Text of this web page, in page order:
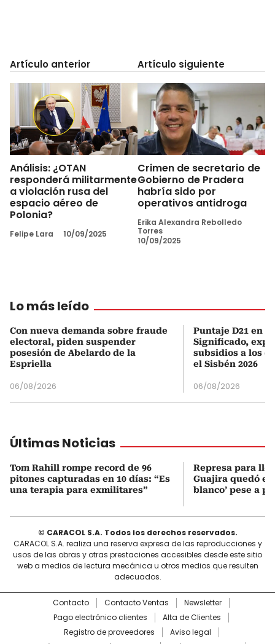
Artículo anterior
Análisis: ¿OTAN
responderá militarmente
a violación rusa del
espacio aéreo de
Polonia?
Felipe Lara 10/09/2025
Artículo siguiente
Crimen de secretario de
Gobierno de Pradera
habría sido por
operativos antidroga
Erika Alexandra Rebolledo
Torres
10/09/2025
Lo más leído
Con nueva demanda sobre fraude
electoral, piden suspender
posesión de Abelardo de la
Espriella
06/08/2026
Puntaje D21 en
Significado,
subsidios a los
el Sisbén 2026
06/08/2026
Últimas Noticias
Tom Rahill rompe record de 96
pitones capturadas en 10 días: “Es
una terapia para exmilitares”
Represa para
Guajira quedó en
blanco’ pese a
© CARACOL S.A. Todos los derechos reservados.
CARACOL S.A. realiza una reserva expresa de las reproducciones y
usos de las obras y otras prestaciones accesibles desde este sitio
web a medios de lectura mecánica u otros medios que resulten
adecuados.
Contacto Contacto Ventas
Newsletter
Pago electrónico clientes
Alta de Clientes
Registro de proveedores
Aviso legal